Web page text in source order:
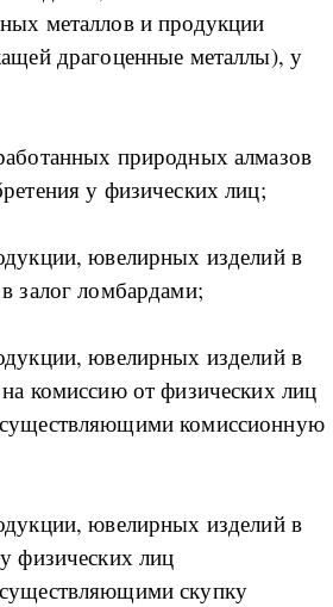
металлов и продукции
драгоценные металлы), у
природных алмазов
у физических лиц;
ювелирных изделий в
залог ломбардами;
ювелирных изделий в
комиссию от физических лиц
комиссионную
ювелирных изделий в
физических лиц
скупку